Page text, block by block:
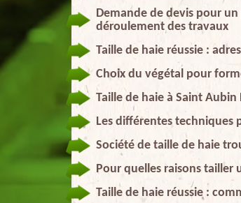
Demande de devis pour
déroulement des travaux
Taille de haie réussie :
Choix du végétal pour
Taille de haie à Saint
Les différentes techniques
Société de taille de haie
Pour quelles raisons tailler
Taille de haie réussie :